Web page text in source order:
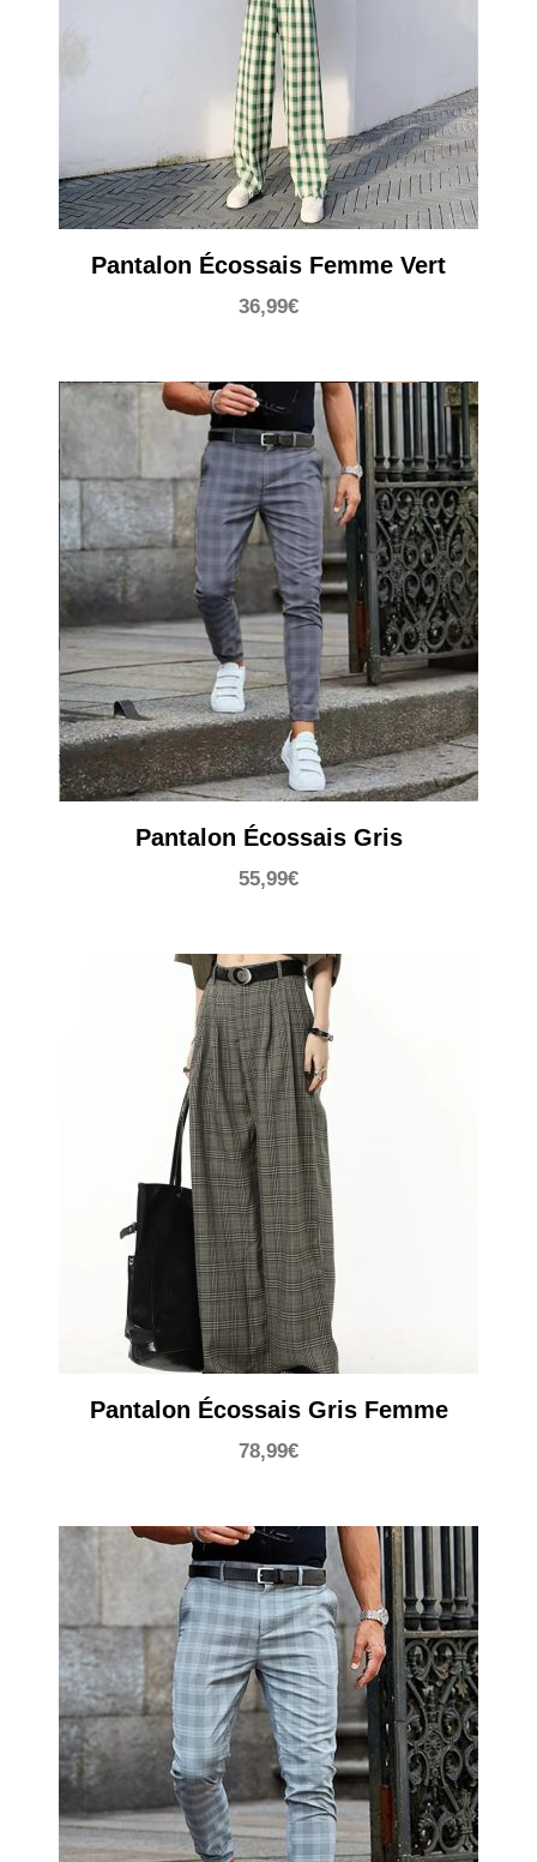
Pantalon Écossais Femme Vert
36,99€
Pantalon Écossais Gris
55,99€
Pantalon Écossais Gris Femme
78,99€